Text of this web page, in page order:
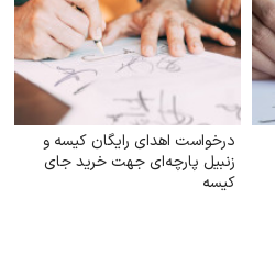
درخواست اهدای رایگان کیسه و
زنبیل پارچه‌ای جهت خرید جای
کیسه‌